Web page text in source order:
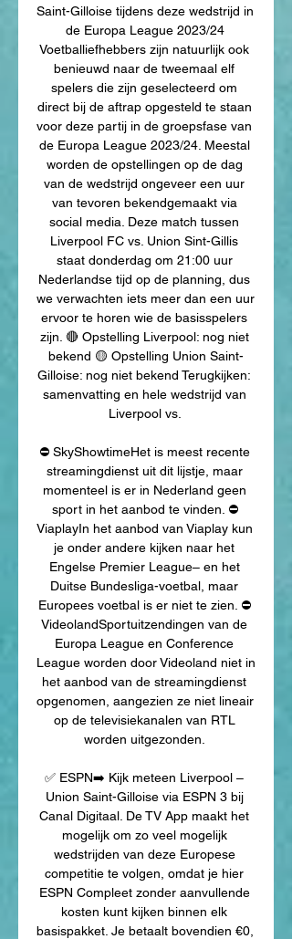
Saint-Gilloise tijdens deze wedstrijd in
de Europa League 2023/24
Voetballiefhebbers zijn natuurlijk ook
benieuwd naar de tweemaal elf
spelers die zijn geselecteerd om
direct bij de aftrap opgesteld te staan
voor deze partij in de groepsfase van
de Europa League 2023/24. Meestal
worden de opstellingen op de dag
van de wedstrijd ongeveer een uur
van tevoren bekendgemaakt via
social media. Deze match tussen
Liverpool FC vs. Union Sint-Gillis
staat donderdag om 21:00 uur
Nederlandse tijd op de planning, dus
we verwachten iets meer dan een uur
ervoor te horen wie de basisspelers
zijn. 🔴 Opstelling Liverpool: nog niet
bekend 🟡 Opstelling Union Saint-
Gilloise: nog niet bekend Terugkijken:
samenvatting en hele wedstrijd van
Liverpool vs.
⛔️ SkyShowtimeHet is meest recente
streamingdienst uit dit lijstje, maar
momenteel is er in Nederland geen
sport in het aanbod te vinden. ⛔️
ViaplayIn het aanbod van Viaplay kun
je onder andere kijken naar het
Engelse Premier League– en het
Duitse Bundesliga-voetbal, maar
Europees voetbal is er niet te zien. ⛔️
VideolandSportuitzendingen van de
Europa League en Conference
League worden door Videoland niet in
het aanbod van de streamingdienst
opgenomen, aangezien ze niet lineair
op de televisiekanalen van RTL
worden uitgezonden.
✅ ESPN➡️ Kijk meteen Liverpool –
Union Saint-Gilloise via ESPN 3 bij
Canal Digitaal. De TV App maakt het
mogelijk om zo veel mogelijk
wedstrijden van deze Europese
competitie te volgen, omdat je hier
ESPN Compleet zonder aanvullende
kosten kunt kijken binnen elk
basispakket. Je betaalt bovendien €0,